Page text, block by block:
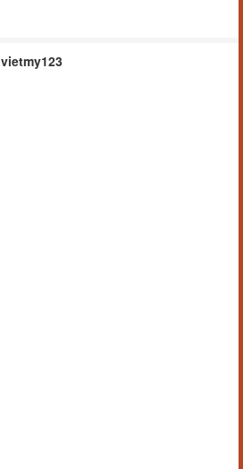
vietmy123